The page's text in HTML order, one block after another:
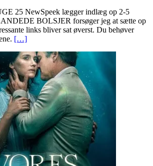
25 NewSpeek lægger indlæg op 2-5
BOLSJER forsøger jeg at sætte op
links bliver sat øverst. Du behøver
[…]